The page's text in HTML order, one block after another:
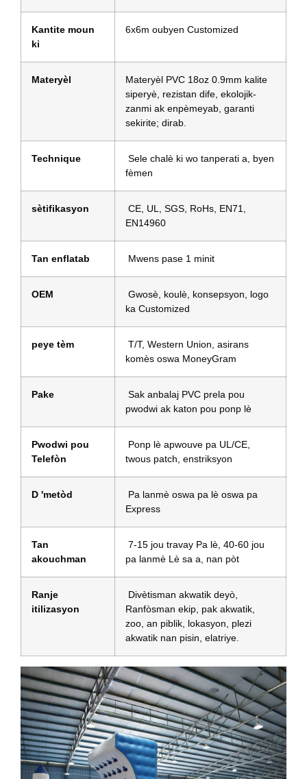
Kantite moun
ki
6x6m oubyen Customized
Materyèl
Materyèl PVC 18oz 0.9mm kalite
siperyè, rezistan dife, ekolojik-
zanmi ak enpèmeyab, garanti
sekirite; dirab.
Technique
Sele chalè ki wo tanperati a, byen
fèmen
sètifikasyon
CE, UL, SGS, RoHs, EN71,
EN14960
Tan enflatab Mwens pase 1 minit
OEM
Gwosè, koulè, konsepsyon, logo
ka Customized
peye tèm
T/T, Western Union, asirans
komès oswa MoneyGram
Pake
Sak anbalaj PVC prela pou
pwodwi ak katon pou ponp lè
Pwodwi pou
Telefòn
Ponp lè apwouve pa UL/CE,
twous patch, enstriksyon
D 'metòd
Pa lanmè oswa pa lè oswa pa
Express
Tan
akouchman
7-15 jou travay Pa lè, 40-60 jou
pa lanmè Lè sa a, nan pòt
Ranje
itilizasyon
Divètisman akwatik deyò,
Ranfòsman ekip, pak akwatik,
zoo, an piblik, lokasyon, plezi
akwatik nan pisin, elatriye.